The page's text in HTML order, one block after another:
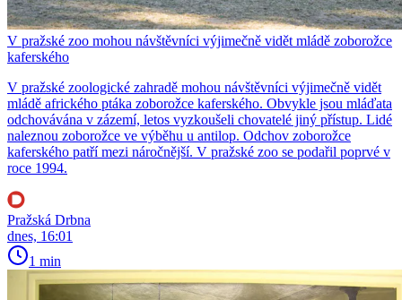
V pražské zoo mohou návštěvníci výjimečně vidět mládě zoborožce
kaferského
V pražské zoologické zahradě mohou návštěvníci výjimečně vidět
mládě afrického ptáka zoborožce kaferského. Obvykle jsou mláďata
odchovávána v zázemí, letos vyzkoušeli chovatelé jiný přístup. Lidé
naleznou zoborožce ve výběhu u antilop. Odchov zoborožce
kaferského patří mezi náročnější. V pražské zoo se podařil poprvé v
roce 1994.
Pražská Drbna
dnes, 16:01
1 min